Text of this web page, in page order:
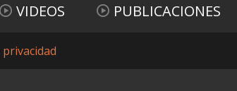
VIDEOS PUBLICACIONES